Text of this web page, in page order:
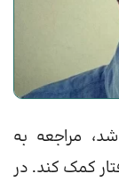
مراجعه به
کمک کند. در